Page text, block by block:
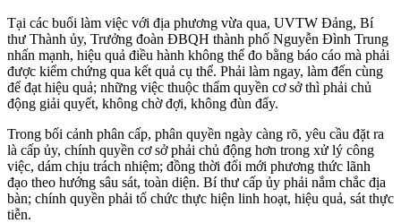
Tại các buổi làm việc với địa phương vừa qua, UVTW Đảng, Bí
thư Thành ủy, Trưởng đoàn ĐBQH thành phố Nguyễn Đình Trung
nhấn mạnh, hiệu quả điều hành không thể đo bằng báo cáo mà phải
được kiểm chứng qua kết quả cụ thể. Phải làm ngay, làm đến cùng
để đạt hiệu quả; những việc thuộc thẩm quyền cơ sở thì phải chủ
động giải quyết, không chờ đợi, không đùn đẩy.
Trong bối cảnh phân cấp, phân quyền ngày càng rõ, yêu cầu đặt ra
là cấp ủy, chính quyền cơ sở phải chủ động hơn trong xử lý công
việc, dám chịu trách nhiệm; đồng thời đổi mới phương thức lãnh
đạo theo hướng sâu sát, toàn diện. Bí thư cấp ủy phải nắm chắc địa
bàn; chính quyền phải tổ chức thực hiện linh hoạt, hiệu quả, sát thực
tiễn.